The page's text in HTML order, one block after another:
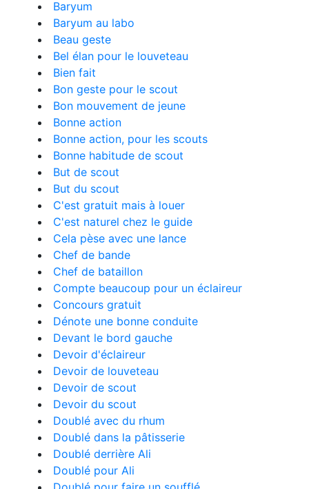
Baryum
Baryum au labo
Beau geste
Bel élan pour le louveteau
Bien fait
Bon geste pour le scout
Bon mouvement de jeune
Bonne action
Bonne action, pour les scouts
Bonne habitude de scout
But de scout
But du scout
C'est gratuit mais à louer
C'est naturel chez le guide
Cela pèse avec une lance
Chef de bande
Chef de bataillon
Compte beaucoup pour un éclaireur
Concours gratuit
Dénote une bonne conduite
Devant le bord gauche
Devoir d'éclaireur
Devoir de louveteau
Devoir de scout
Devoir du scout
Doublé avec du rhum
Doublé dans la pâtisserie
Doublé derrière Ali
Doublé pour Ali